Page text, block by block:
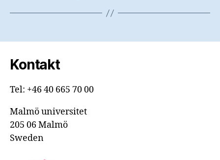
Kontakt
Tel: +46 40 665 70 00
Malmö universitet
205 06 Malmö
Sweden